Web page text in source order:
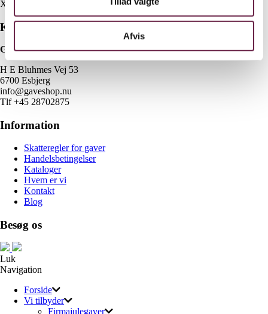
Afvis
X
Kontakt
Gaveshop.nu
H E Bluhmes Vej 53
6700 Esbjerg
info@gaveshop.nu
Tlf +45 28702875
Information
Skatteregler for gaver
Handelsbetingelser
Kataloger
Hvem er vi
Kontakt
Blog
Besøg os
Luk
Navigation
Forside
Vi tilbyder
Firmajulegaver